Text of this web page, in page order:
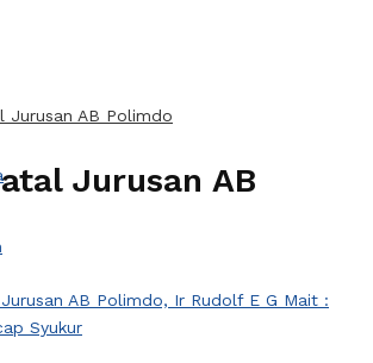
Jurusan AB Polimdo
Jurusan AB